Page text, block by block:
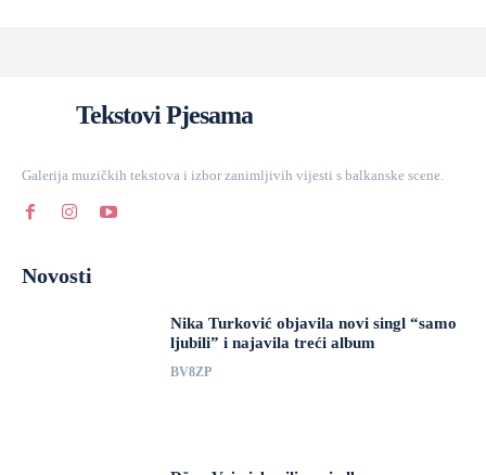
Tekstovi Pjesama
Galerija muzičkih tekstova i izbor zanimljivih vijesti s balkanske scene.
Novosti
Nika Turković objavila novi singl “samo
ljubili” i najavila treći album
BV8ZP